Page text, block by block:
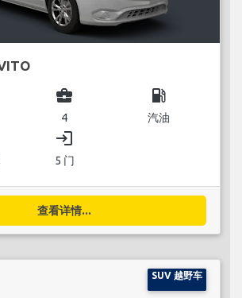
business_center
4
local_gas_station
汽油
login
5 门
查看详情...
SUV 越野车